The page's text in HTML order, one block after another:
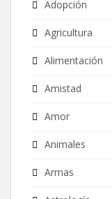
Adopción
Agricultura
Alimentación
Amistad
Amor
Animales
Armas